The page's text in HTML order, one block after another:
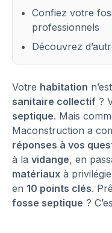
Confiez votre
professionnels
Découvrez
Votre habitation
sanitaire collectif ?
septique. Mais
Maconstruction a
réponses à vos
à la vidange, en
matériaux à
en 10 points clés.
fosse septique ?